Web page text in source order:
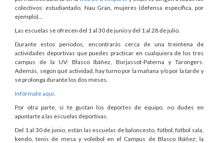
colectivos: estudiantado, Nau Gran, mujeres (defensa específica, por
ejemplo)...
Las escuelas se ofrecen del 1 al 30 de junio y del 1 al 28 de julio.
Durante estos periodos, encontrarás cerca de una treintena de
actividades deportivas que puedes practicar en cualquiera de los tres
campus de la UV: Blasco Ibáñez, Burjassot-Paterna y Tarongers.
Además, según qué actividad, hay turno por la mañana y/o por la tarde y
se prolonga durante los dos meses.
Infórmate aquí
Por otra parte, si te gustan los deportes de equipo, no dudes en
apuntarte a las escuelas deportivas.
Del 1 al 30 de junio, están las escuelas de baloncesto, fútbol, fútbol sala,
kendo, tenis de mesa y voleibol en el Campus de Blasco Ibáñez; la